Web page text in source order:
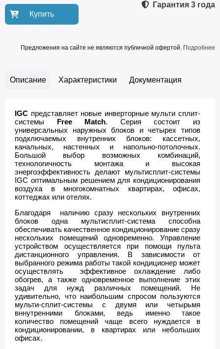
Купить
Гарантия 3 года
Предложения на сайте не являются публичной офертой. Подробнее
Описание Характеристики Документация
IGC представляет новые инверторные мульти сплит-
системы Free Match. Серия состоит из
универсальных наружных блоков и четырех типов
подключаемых внутренних блоков: кассетных,
канальных, настенных и напольно-потолочных.
Большой выбор возможных комбинаций,
технологичность монтажа и высокая
энергоэффективность делают мультисплит-системы
IGC оптимальным решением для кондиционирования
воздуха в многокомнатных квартирах, офисах,
коттеджах или отелях.
Благодаря наличию сразу нескольких внутренних
блоков одна мультисплит-система способна
обеспечивать качественное кондиционирование сразу
нескольких помещений одновременно. Управление
устройством осуществляется при помощи пульта
дистанционного управления. В зависимости от
выбранного режима работы такой кондиционер может
осуществлять эффективное охлаждение либо
обогрев, а также одновременное выполнение этих
задач для нужд различных помещений. Не
удивительно, что наибольшим спросом пользуются
мульти-сплит-системы с двумя или четырьмя
вннутренними блоками, ведь именно такое
количество помещений чаще всего нуждается в
кондиционировании, в квартирах или небольших
офисах.